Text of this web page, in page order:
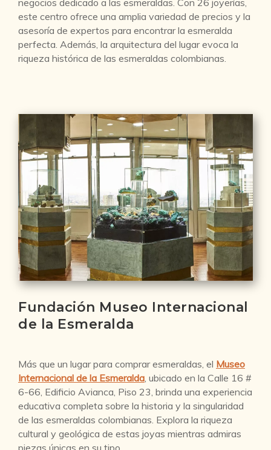
este centro ofrece una amplia variedad de precios y la
asesoría de expertos para encontrar la esmeralda
perfecta. Además, la arquitectura del lugar evoca la
riqueza histórica de las esmeraldas colombianas.
Fundación Museo Internacional
de la Esmeralda
Más que un lugar para comprar esmeraldas, el Museo
Internacional de la Esmeralda, ubicado en la Calle 16 #
6-66, Edificio Avianca, Piso 23, brinda una experiencia
educativa completa sobre la historia y la singularidad
de las esmeraldas colombianas. Explora la riqueza
cultural y geológica de estas joyas mientras admiras